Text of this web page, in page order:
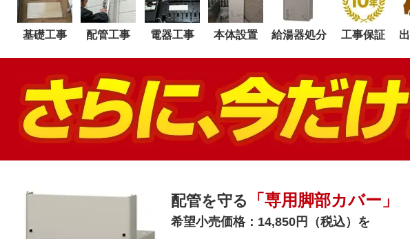
基礎工事 配管工事 電器工事 本体設置 給湯器処分 工事保証
配管を守る 「専用脚部カバー」
希望小売価格：14,850円（税込）を